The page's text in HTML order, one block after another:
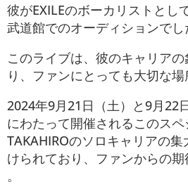
彼がEXILEのボーカリストとし
武道館でのオーディションでし
このライブは、彼のキャリア
り、ファンにとっても大切な場
2024年9月21日（土）と9月22
にわたって開催されるこのスペ
TAKAHIROのソロキャリアの
けられており、ファンからの
。